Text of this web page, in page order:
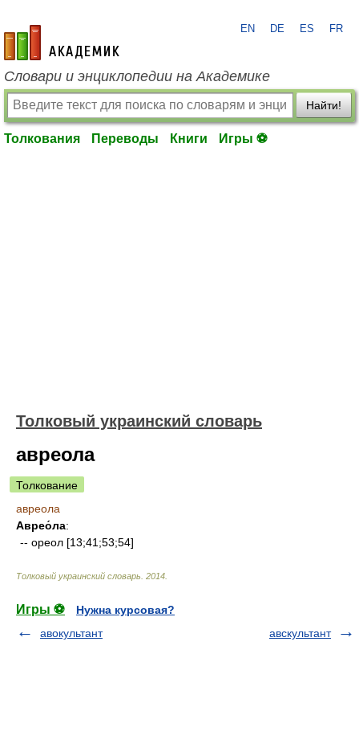
academic.ru
EN DE ES FR
Словари и энциклопедии на Академике
Найти!
Толкования Переводы Книги Игры ⚽
Толковый украинский словарь
авреола
Толкование
авреола
Аврео́ла:
-- ореол [13;41;53;54]
Толковый украинский словарь 2014
Игры ⚽
Нужна курсовая?
авокультант
авскультант